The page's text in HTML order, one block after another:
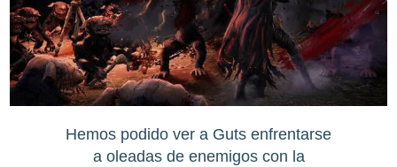
Hemos podido ver a Guts enfrentarse
a oleadas de enemigos con la